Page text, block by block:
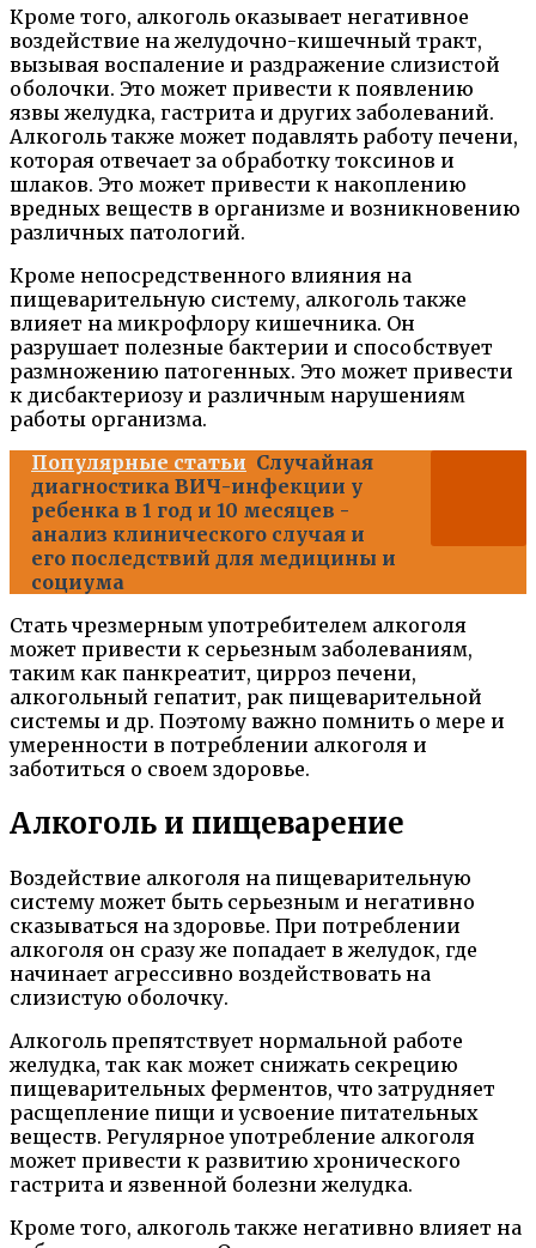
Кроме того, алкоголь оказывает негативное
воздействие на желудочно-кишечный тракт,
вызывая воспаление и раздражение слизистой
оболочки. Это может привести к появлению
язвы желудка, гастрита и других заболеваний.
Алкоголь также может подавлять работу печени,
которая отвечает за обработку токсинов и
шлаков. Это может привести к накоплению
вредных веществ в организме и возникновению
различных патологий.
Кроме непосредственного влияния на
пищеварительную систему, алкоголь также
влияет на микрофлору кишечника. Он
разрушает полезные бактерии и способствует
размножению патогенных. Это может привести
к дисбактериозу и различным нарушениям
работы организма.
Популярные статьи Случайная
диагностика ВИЧ-инфекции у
ребенка в 1 год и 10 месяцев -
анализ клинического случая и
его последствий для медицины и
социума
Стать чрезмерным употребителем алкоголя
может привести к серьезным заболеваниям,
таким как панкреатит, цирроз печени,
алкогольный гепатит, рак пищеварительной
системы и др. Поэтому важно помнить о мере и
умеренности в потреблении алкоголя и
заботиться о своем здоровье.
Алкоголь и пищеварение
Воздействие алкоголя на пищеварительную
систему может быть серьезным и негативно
сказываться на здоровье. При потреблении
алкоголя он сразу же попадает в желудок, где
начинает агрессивно воздействовать на
слизистую оболочку.
Алкоголь препятствует нормальной работе
желудка, так как может снижать секрецию
пищеварительных ферментов, что затрудняет
расщепление пищи и усвоение питательных
веществ. Регулярное употребление алкоголя
может привести к развитию хронического
гастрита и язвенной болезни желудка.
Кроме того, алкоголь также негативно влияет на